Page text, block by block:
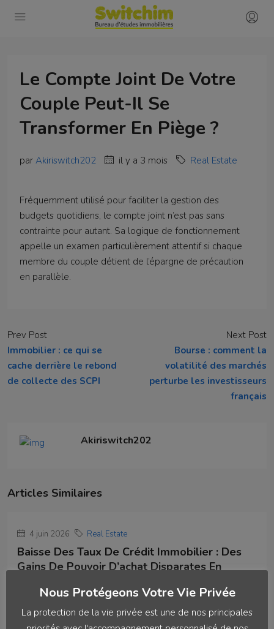
Le Compte Joint De Votre
Couple Peut-Il Se
Transformer En Piège ?
par Akiriswitch202 il y a 3 mois Real Estate
Fréquemment utilisé pour faciliter la gestion des
budgets quotidiens, le compte joint n’est pas sans
contrainte pour autant. Sa logique de fonctionnement
appelle un examen particulièrement attentif si chaque
membre du couple détient de l’épargne de précaution
en parallèle.
Prev Post
Immobilier : ce qui se
cache derrière le rebond
de collecte des SCPI
Next Post
Bourse : comment la
volatilité des marchés
perturbe les investisseurs
français
Akiriswitch202
Articles Similaires
4 juin 2026 Real Estate
Baisse Des Taux De Crédit Immobilier : Des
Gains De Pouvoir D’achat Disparates En
Si tous les Européens ont profité de la baisse des taux
d’intérêt, l’évolution des prix de...
Nous Protégeons Votre Vie Privée
La protection de la vie privée est une de nos principales